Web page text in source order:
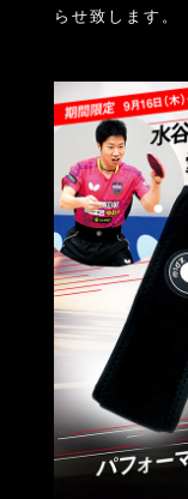
らせ致します。